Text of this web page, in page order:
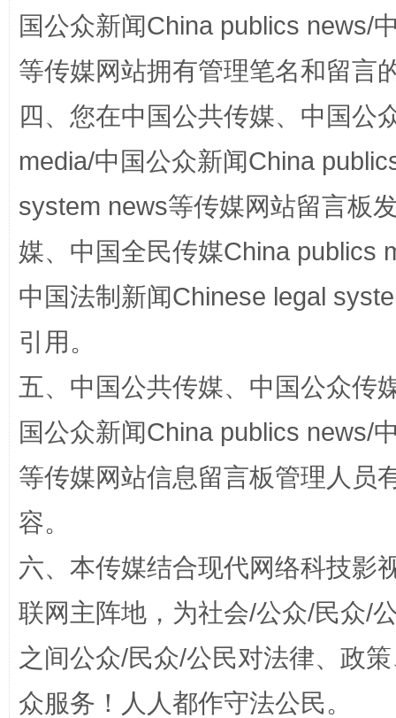
阿坝州三大球赛在茂县开幕 规模
国家大学科技园优化重塑工作
国公众新闻China publics news/
等传媒网站拥有管理笔名和留言
四、您在中国公共传媒、中国公
media/中国公众新闻China
system news等传媒网站留言板
媒、中国全民传媒China publics
中国法制新闻Chinese legal
引用。
五、中国公共传媒、中国公众传
国公众新闻China publics news/
等传媒网站信息留言板管理人员
容。
六、本传媒结合现代网络科技影
联网主阵地，为社会/公众/民众/
之间公众/民众/公民对法律、政
众服务！人人都作守法公民。